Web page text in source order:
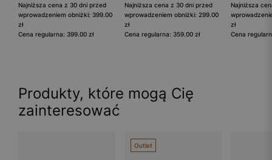
Najniższa cena z 30 dni przed
wprowadzeniem obniżki: 399.00
zł
Cena regularna: 399.00 zł
Najniższa cena z 30 dni przed
wprowadzeniem obniżki: 299.00
zł
Cena regularna: 359.00 zł
Najniższa
zł
Cena
Produkty, które mogą Cię
zainteresować
Outlet